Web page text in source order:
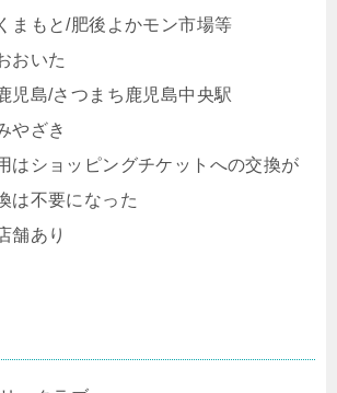
まもと/肥後よかモン市場等
おいた
児島/さつまち鹿児島中央駅
やざき
はショッピングチケットへの交換が
は不要になった
舗あり